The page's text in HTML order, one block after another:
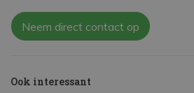
Neem direct contact op
Ook interessant